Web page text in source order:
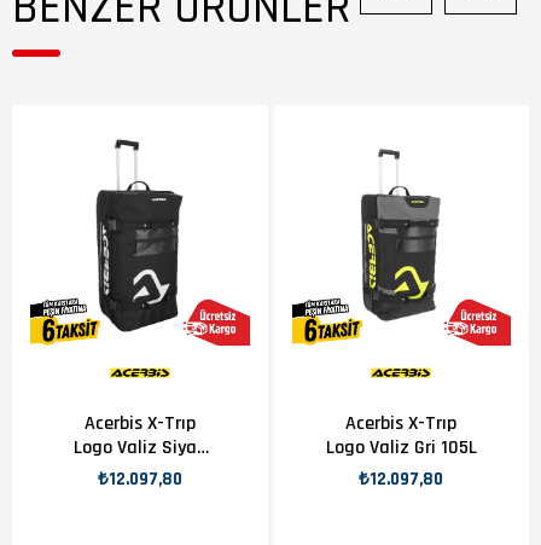
Acerbis X-Trıp
Logo Valiz Siyah
105L
₺12.097,80
Acerbis X-Trıp
Logo Valiz Gri 105L
₺12.097,80